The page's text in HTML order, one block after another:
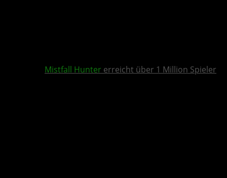
Mistfall Hunter erreicht über 1 Million Spieler